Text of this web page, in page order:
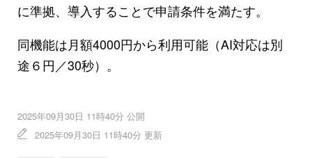
に準拠、導入することで申請条件を満たす。
同機能は月額4000円から利用可能（AI対応は別
途６円／30秒）。
2025年09月30日 11時40分 公開
2025年09月30日 11時40分 更新